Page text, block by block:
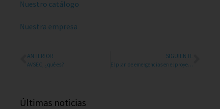
Nuestro catálogo
Nuestra empresa
ANTERIOR
AVSEC, ¿qué es?
SIGUIENTE
El plan de emergencias en el proyecto AVSAF
Últimas noticias